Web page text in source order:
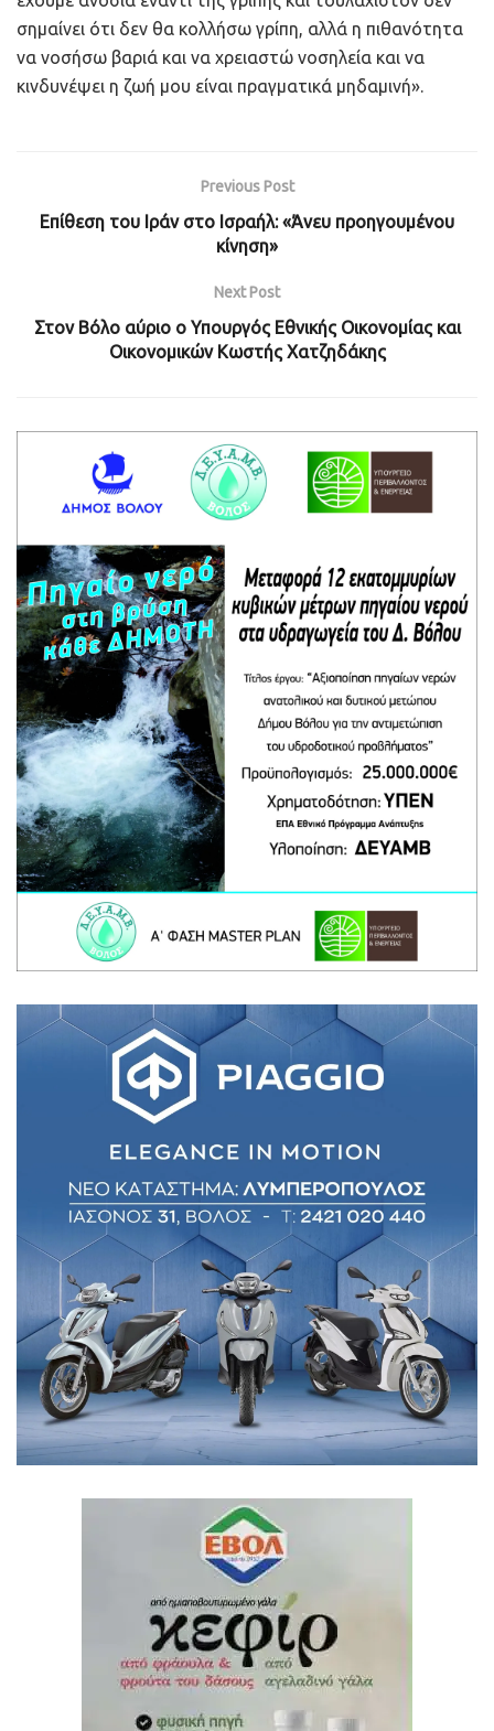
σημαίνει ότι δεν θα κολλήσω γρίπη, αλλά η πιθανότητα
να νοσήσω βαριά και να χρειαστώ νοσηλεία και να
κινδυνέψει η ζωή μου είναι πραγματικά μηδαμινή».
Previous Post
Επίθεση του Ιράν στο Ισραήλ: «Άνευ προηγουμένου
κίνηση»
Next Post
Στον Βόλο αύριο ο Υπουργός Εθνικής Οικονομίας και
Οικονομικών Κωστής Χατζηδάκης